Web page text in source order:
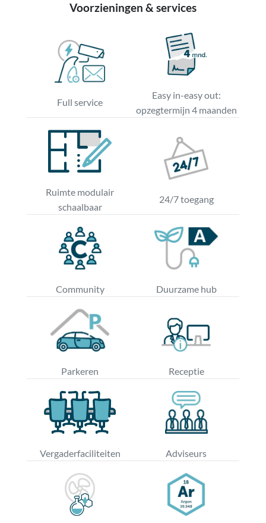
Voorzieningen & services
Full service
Easy in-easy out:
opzegtermijn 4 maanden
Ruimte modulair
schaalbaar
24/7 toegang
Community Duurzame hub
Parkeren Receptie
Vergaderfaciliteiten Adviseurs